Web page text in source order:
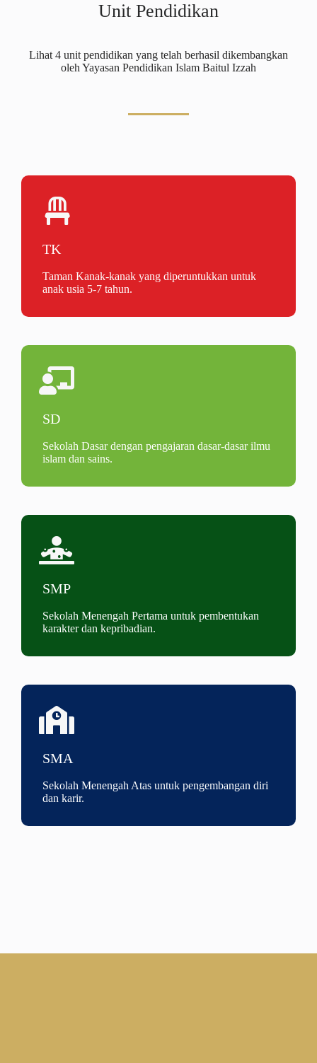
Unit Pendidikan
Lihat 4 unit pendidikan yang telah berhasil dikembangkan
oleh Yayasan Pendidikan Islam Baitul Izzah
TK
Taman Kanak-kanak yang diperuntukkan untuk
anak usia 5-7 tahun.
SD
Sekolah Dasar dengan pengajaran dasar-dasar ilmu
islam dan sains.
SMP
Sekolah Menengah Pertama untuk pembentukan
karakter dan kepribadian.
SMA
Sekolah Menengah Atas untuk pengembangan diri
dan karir.